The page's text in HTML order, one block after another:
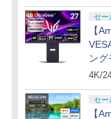
セー
【
ン
4K/
セー
【